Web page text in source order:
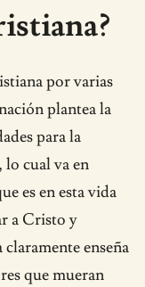
por varias
plantea la
para la
cual va en
es en esta vida
a Cristo y
enseña
que mueran